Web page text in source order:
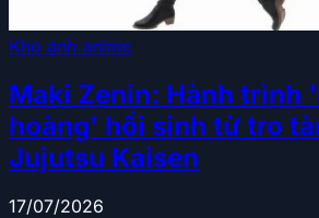
Kho ảnh anime
Maki Zenin: Hành trình
hoàng' hồi sinh từ tro
Jujutsu Kaisen
17/07/2026